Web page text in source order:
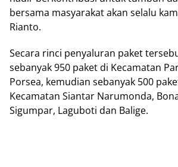
bersama masyarakat akan selalu
Rianto.
Secara rinci penyaluran paket
sebanyak 950 paket di Kecamatan
Porsea, kemudian sebanyak 500
Kecamatan Siantar Narumonda,
Sigumpar, Laguboti dan Balige.